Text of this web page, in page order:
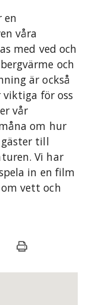
en
våra
med ved och
och
är också
för oss
vår
om hur
till
Vi har
in en film
vett och